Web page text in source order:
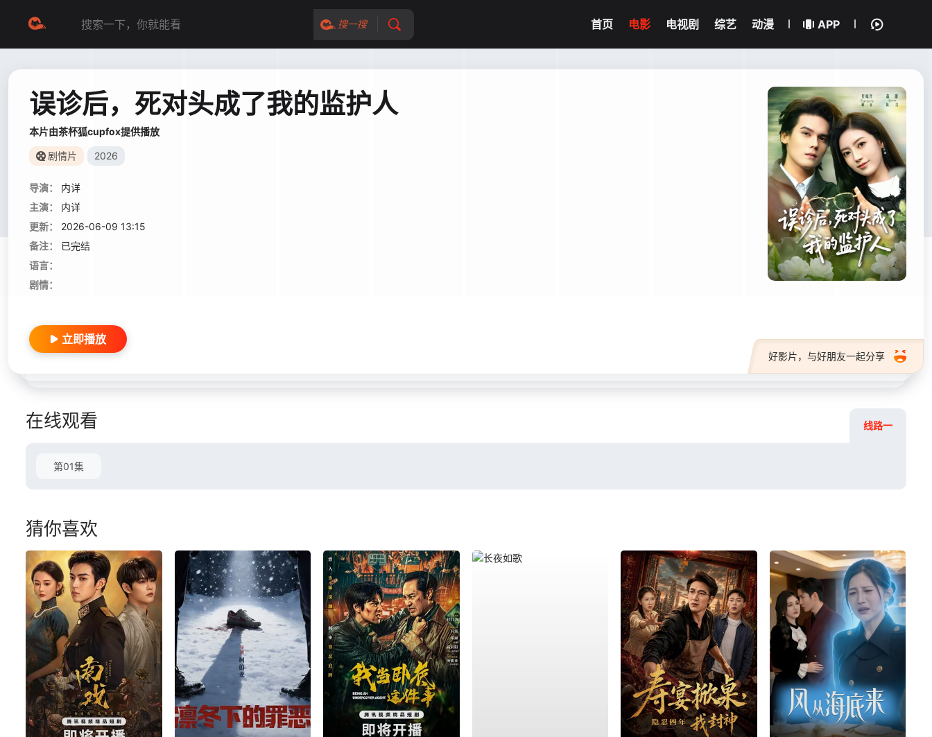
搜一搜 首页 电影 电视剧 综艺 动漫 APP
误诊后，死对头成了我的监护人
本片由茶杯狐cupfox提供播放
剧情片 2026
导演：
内详
主演：
内详
更新：
2026-06-09 13:15
备注：
已完结
语言：
剧情：
好影片，与好朋友一起分享
立即播放
在线观看 线路一
第01集
猜你喜欢